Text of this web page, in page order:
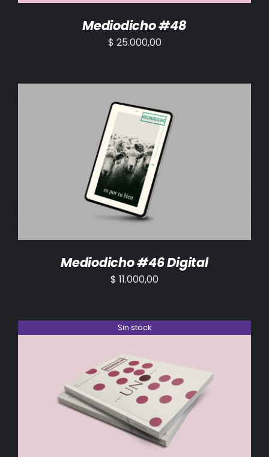
Mediodicho #48
$ 25.000,00
AÑADIR AL CARRITO /
Mediodicho #46 Digital
$ 11.000,00
Sin stock
DETALLES